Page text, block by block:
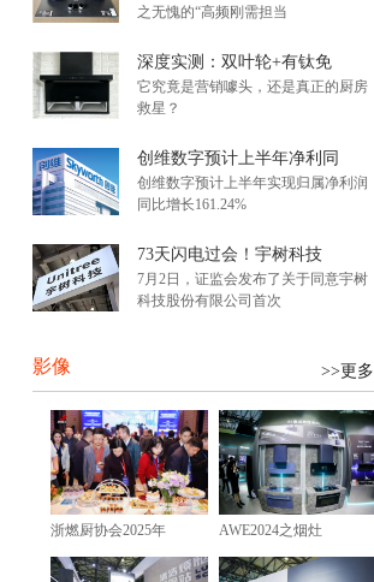
之无愧的“高频刚需担当
深度实测：双叶轮+有钛免
它究竟是营销噱头，还是真正的厨房
救星？
创维数字预计上半年净利同
创维数字预计上半年实现归属净利润
同比增长161.24%
73天闪电过会！宇树科技
7月2日，证监会发布了关于同意宇树
科技股份有限公司首次
影像 >>更多
浙燃厨协会2025年 AWE2024之烟灶